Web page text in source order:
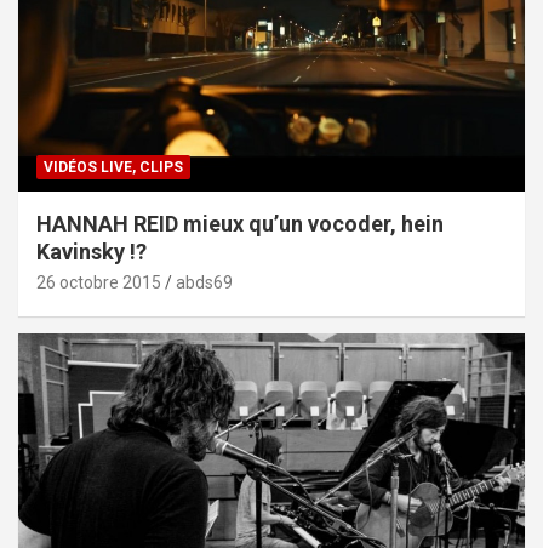
VIDÉOS LIVE, CLIPS
HANNAH REID mieux qu’un vocoder, hein
Kavinsky !?
26 octobre 2015 abds69